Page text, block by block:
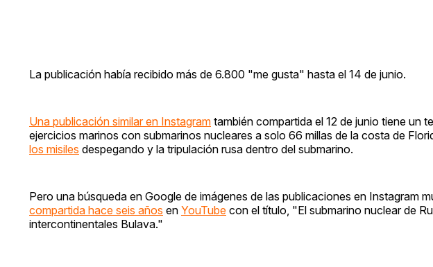
La publicación había recibido más de 6.800 "me gusta" hasta el 14 de junio.
Una publicación similar en Instagram también compartida el 12 de junio tiene un
ejercicios marinos con submarinos nucleares a solo 66 millas de la costa de
los misiles despegando y la tripulación rusa dentro del submarino.
Pero una búsqueda en Google de imágenes de las publicaciones en Instagram
compartida hace seis años en YouTube con el título, "El submarino nuclear de
intercontinentales Bulava."